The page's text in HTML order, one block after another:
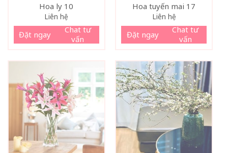
Hoa ly 10
Liên hệ
Đặt ngay
Chat tư
vấn
Hoa tuyến mai 17
Liên hệ
Đặt ngay
Chat tư
vấn